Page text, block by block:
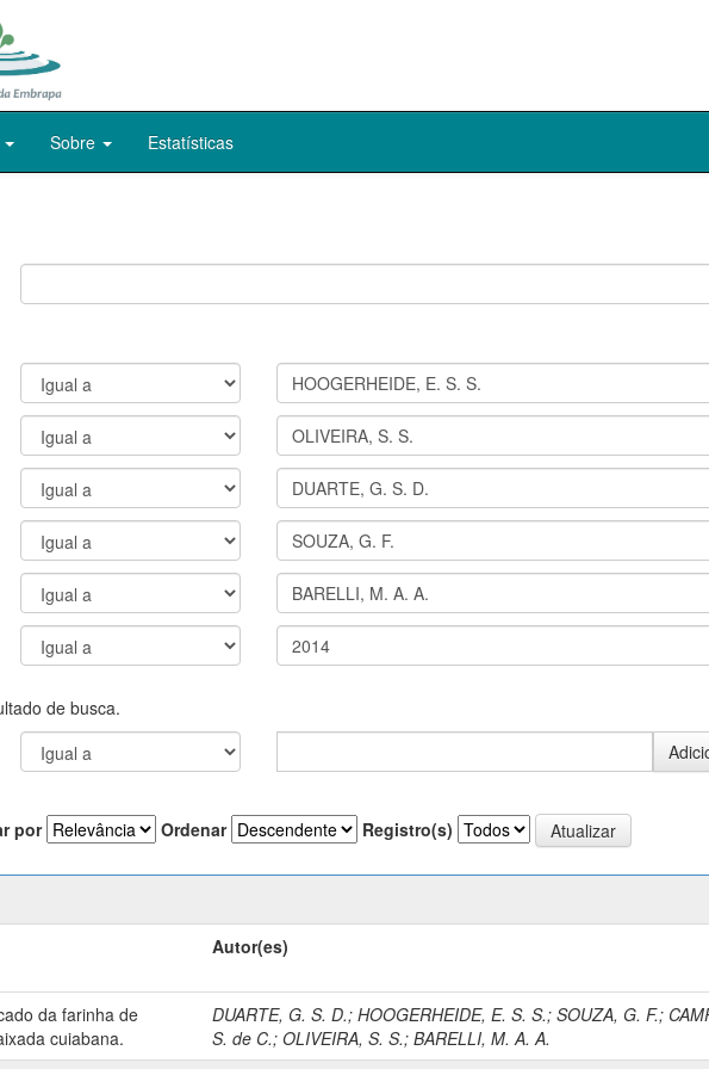
Sobre Estatísticas
de busca.
por Ordenar Registro(s)
Autor(es)
da farinha de
cuiabana.
DUARTE, G. S. D.;HOOGERHEIDE, E. S. S.;SOUZA, G. F.;
S. de C.;OLIVEIRA, S. S.;BARELLI, M. A. A.